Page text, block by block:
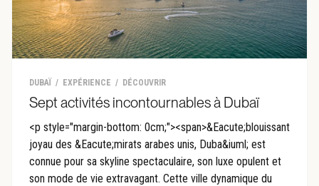
DUBAÏ EXPÉRIENCE DÉCOUVRIR
Sept activités incontournables à Dubaï
<p style="margin-bottom: 0cm;"><span>&Eacute;blouissant
joyau des &Eacute;mirats arabes unis, Duba&iuml; est
connue pour sa skyline spectaculaire, son luxe opulent et
son mode de vie extravagant. Cette ville dynamique du